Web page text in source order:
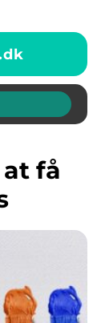
dk